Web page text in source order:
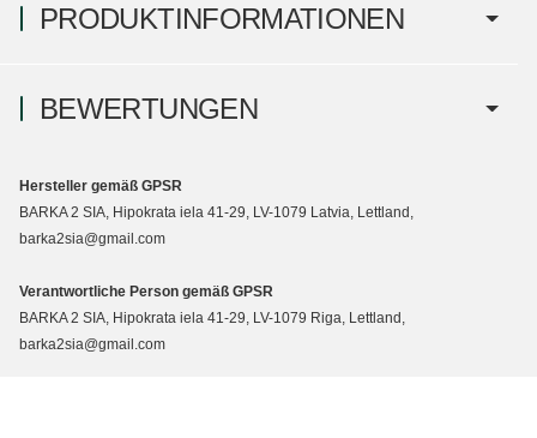
PRODUKTINFORMATIONEN
BEWERTUNGEN
Hersteller gemäß GPSR
BARKA 2 SIA, Hipokrata iela 41-29, LV-1079 Latvia, Lettland,
barka2sia@gmail.com
Verantwortliche Person gemäß GPSR
BARKA 2 SIA, Hipokrata iela 41-29, LV-1079 Riga, Lettland,
barka2sia@gmail.com